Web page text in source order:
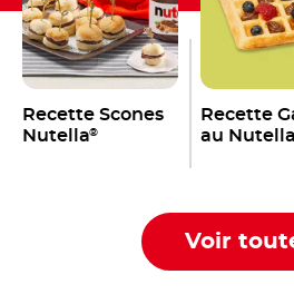
Recette Scones
Nutella®
Recette
au
Voir